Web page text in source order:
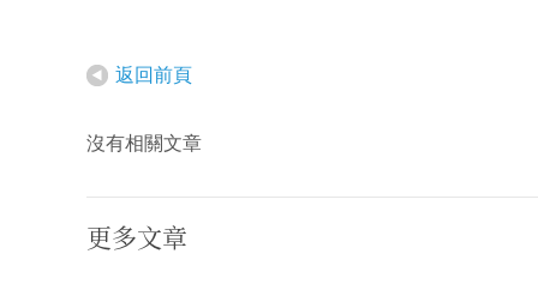
返回前頁
沒有相關文章
更多文章